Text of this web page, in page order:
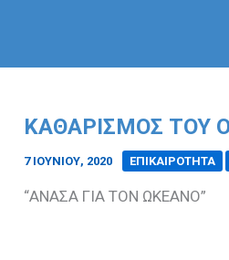
ΚΑΘΑΡΙΣΜΟΣ ΤΟΥ
7 ΙΟΥΝΊΟΥ, 2020 ΕΠΙΚΑΙΡΟΤΗΤΑ
“ΑΝΑΣΑ ΓΙΑ ΤΟΝ ΩΚΕΑΝΟ”